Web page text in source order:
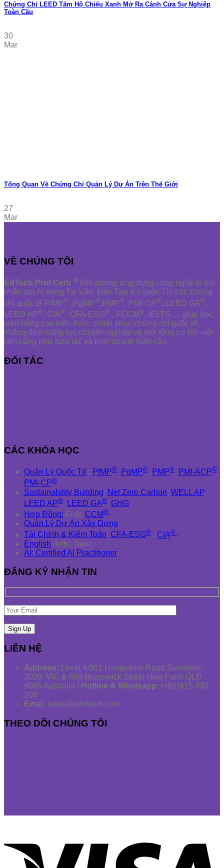
Chứng Chỉ LEED Tấm Hộ Chiếu Xanh Mở Ra Cánh Cửa Sự Nghiệp
Toàn Cầu
30
Mar
Tổng Quan Về Chứng Chỉ Quản Lý Dự Án Trên Thế Giới
27
Mar
VỀ CHÚNG TÔI
EdTech Prof Certi ® tiên phong ứng dụng công nghệ trí tuệ
nhân tạo AI trong Tư Vấn, Đào Tạo & Luyện Thi các chứng
chỉ quốc tế PfMP® ,PgMP®,PMP®, PMI-CP®, LEED GA®,
LEED AP®, CIA®, CFA-ESG® , FCCM®, IELTS,.... giúp học
viên nâng cao kiến thức, chinh phục chứng chỉ quốc tế,
khẳng định năng lực chuyên nghiệp và mở rộng cơ hội việc
làm cũng như hợp tác và kinh doanh toàn cầu.
ĐỐI TÁC
CÁC KHÓA HỌC
Quản Lý Quốc Tế : PfMP®, PgMP®, PMP®, PMI-ACP®,
PMI-CP®
Sustainability Building: Net Zero Carbon, WELL AP,
LEED AP® , LEED GA®, GHG
Hợp Đồng: Fidic CCM®
Quản Lý Dự Án Xây Dựng
Tài Chính & Kiểm Toán: CFA-ESG® , CIA®
English: Ielts, Toeic
AI: Certified AI Practitioner
ĐĂNG KÝ NHẬN TIN
LIÊN HỆ
Address: Level 4/301 Hampshire Road Sunshine,
3020, VIC & 888 Brunswick Street New Farm QLD
4005 Australia / Hotline & Whatsapp: (+61)415 330
206
Emai: sales@profcerti.com
THEO DÕI CHÚNG TÔI